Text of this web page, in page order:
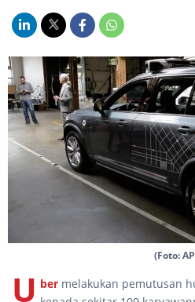
(Foto:
U ber melakukan pemutusan